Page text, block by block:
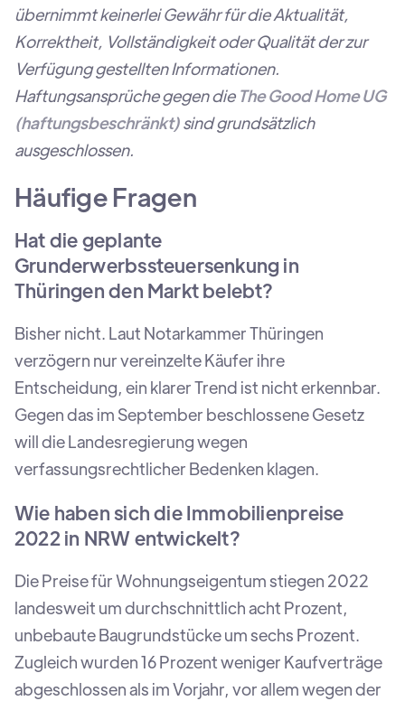
übernimmt keinerlei Gewähr für die Aktualität,
Korrektheit, Vollständigkeit oder Qualität der zur
Verfügung gestellten Informationen.
Haftungsansprüche gegen die The Good Home UG
(haftungsbeschränkt)sind grundsätzlich
ausgeschlossen.
Häufige Fragen
Hat die geplante
Grunderwerbssteuersenkung in
Thüringen den Markt belebt?
Bisher nicht. Laut Notarkammer Thüringen
verzögern nur vereinzelte Käufer ihre
Entscheidung, ein klarer Trend ist nicht erkennbar.
Gegen das im September beschlossene Gesetz
will die Landesregierung wegen
verfassungsrechtlicher Bedenken klagen.
Wie haben sich die Immobilienpreise
2022 in NRW entwickelt?
Die Preise für Wohnungseigentum stiegen 2022
landesweit um durchschnittlich acht Prozent,
unbebaute Baugrundstücke um sechs Prozent.
Zugleich wurden 16 Prozent weniger Kaufverträge
abgeschlossen als im Vorjahr, vor allem wegen der